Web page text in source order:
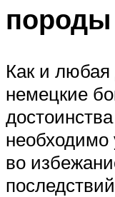
породы
Как и любая
немецкие
необходимо
во